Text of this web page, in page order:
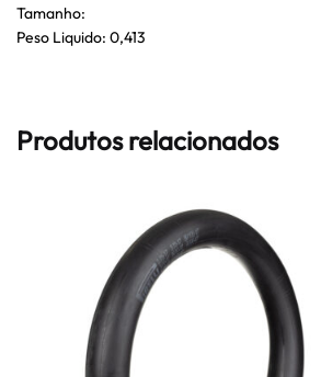
Tamanho:
Peso Liquido: 0,413
Produtos relacionados